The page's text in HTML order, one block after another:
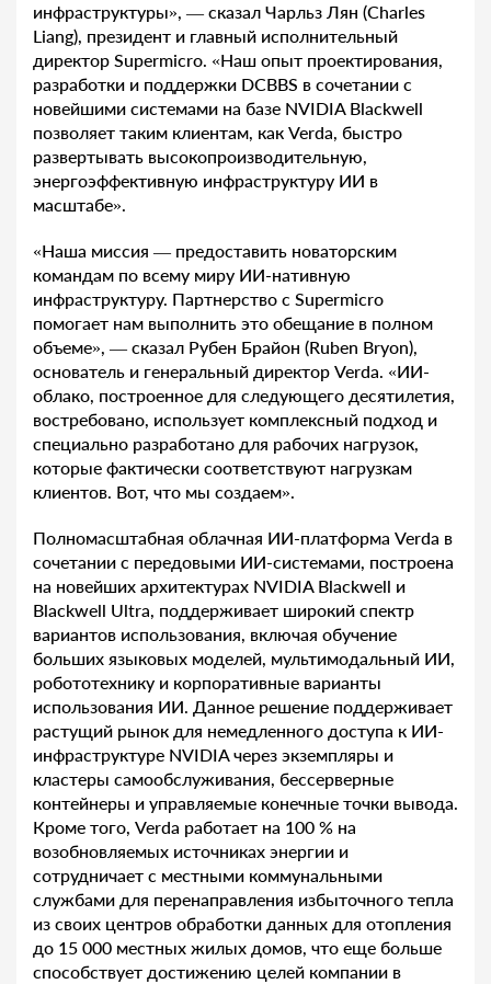
инфраструктуры», — сказал Чарльз Лян (Charles
Liang), президент и главный исполнительный
директор Supermicro. «Наш опыт проектирования,
разработки и поддержки DCBBS в сочетании с
новейшими системами на базе NVIDIA Blackwell
позволяет таким клиентам, как Verda, быстро
развертывать высокопроизводительную,
энергоэффективную инфраструктуру ИИ в
масштабе».
«Наша миссия — предоставить новаторским
командам по всему миру ИИ-нативную
инфраструктуру. Партнерство с Supermicro
помогает нам выполнить это обещание в полном
объеме», — сказал Рубен Брайон (Ruben Bryon),
основатель и генеральный директор Verda. «ИИ-
облако, построенное для следующего десятилетия,
востребовано, использует комплексный подход и
специально разработано для рабочих нагрузок,
которые фактически соответствуют нагрузкам
клиентов. Вот, что мы создаем».
Полномасштабная облачная ИИ-платформа Verda в
сочетании с передовыми ИИ-системами, построена
на новейших архитектурах NVIDIA Blackwell и
Blackwell Ultra, поддерживает широкий спектр
вариантов использования, включая обучение
больших языковых моделей, мультимодальный ИИ,
робототехнику и корпоративные варианты
использования ИИ. Данное решение поддерживает
растущий рынок для немедленного доступа к ИИ-
инфраструктуре NVIDIA через экземпляры и
кластеры самообслуживания, бессерверные
контейнеры и управляемые конечные точки вывода.
Кроме того, Verda работает на 100 % на
возобновляемых источниках энергии и
сотрудничает с местными коммунальными
службами для перенаправления избыточного тепла
из своих центров обработки данных для отопления
до 15 000 местных жилых домов, что еще больше
способствует достижению целей компании в